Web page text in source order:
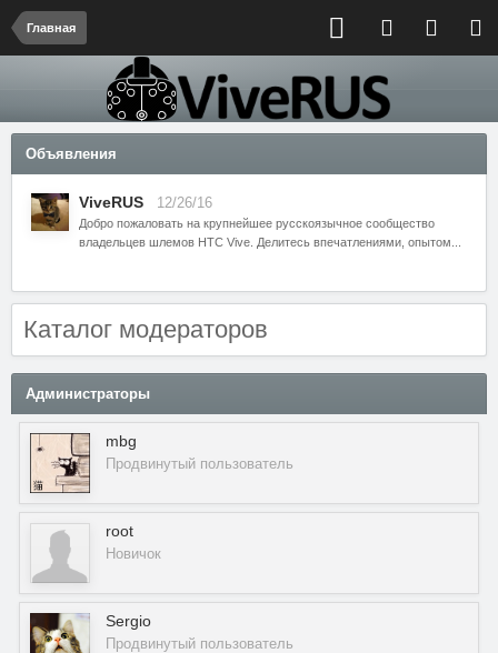
Главная
Объявления
ViveRUS 12/26/16
Добро пожаловать на крупнейшее русскоязычное сообщество
владельцев шлемов HTC Vive. Делитесь впечатлениями, опытом...
Каталог модераторов
Администраторы
mbg
Продвинутый пользователь
root
Новичок
Sergio
Продвинутый пользователь